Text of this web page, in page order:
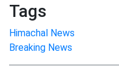
Tags
Himachal News
Breaking News